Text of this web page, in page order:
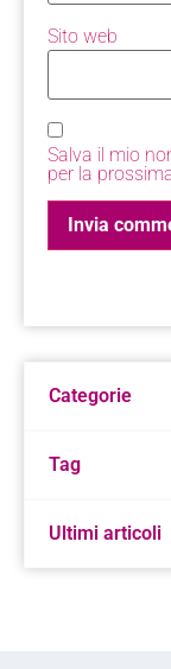
Sito web
Salva il mio
per la
Categorie
Tag
Ultimi articoli